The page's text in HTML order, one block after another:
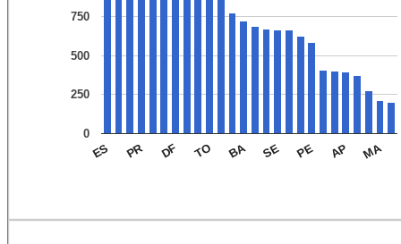
ES PR DF TO BA SE PE AP MA
0
250
500
750